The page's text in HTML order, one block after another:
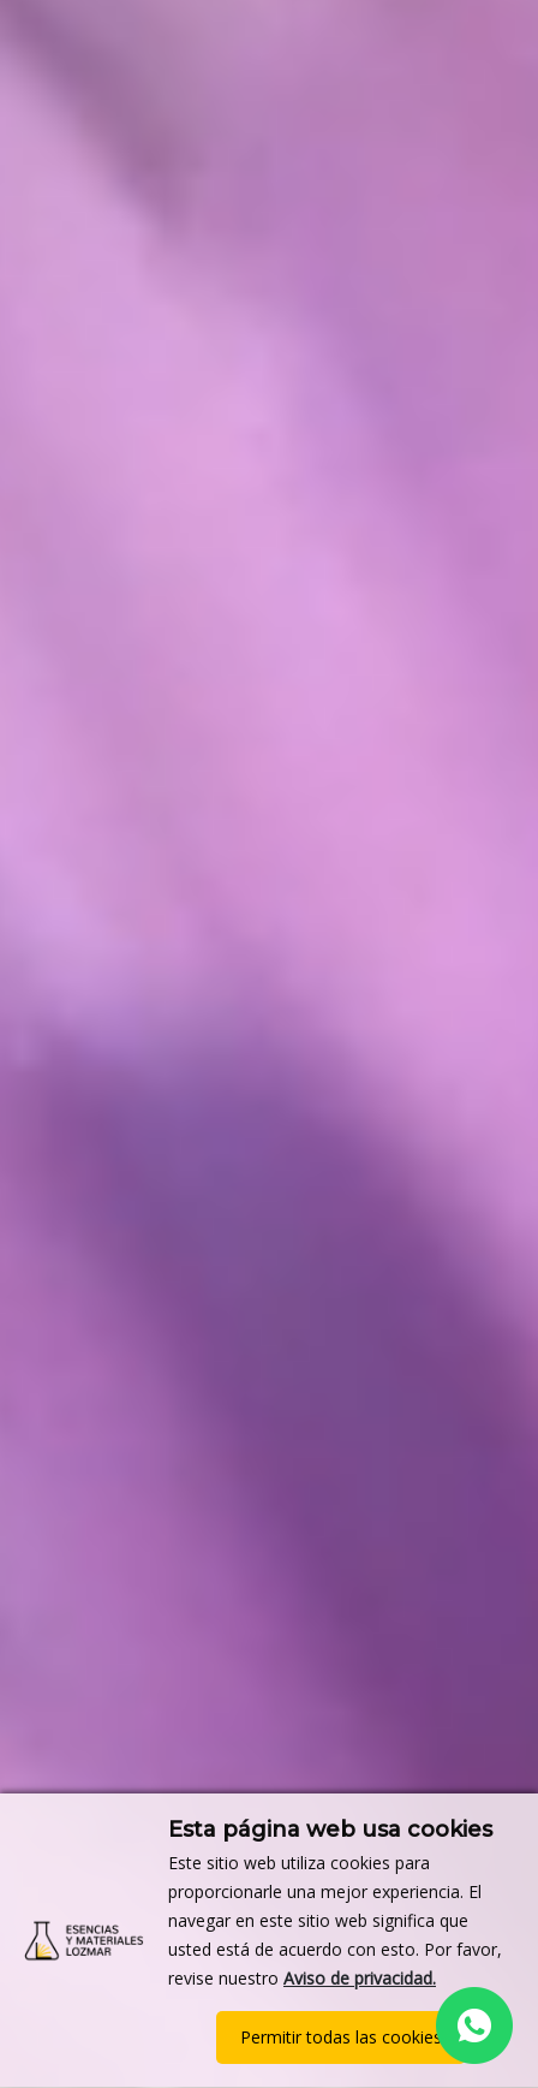
Esta página web usa cookies
Este sitio web utiliza cookies para
proporcionarle una mejor experiencia. El
navegar en este sitio web significa que
usted está de acuerdo con esto. Por favor,
revise nuestro Aviso de privacidad.
Permitir todas las cookies